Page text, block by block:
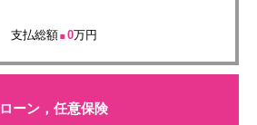
支払総額.0万円
ローン，任意保険